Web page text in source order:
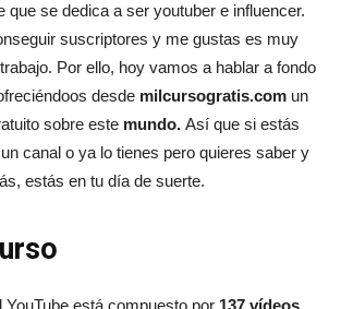
que se dedica a ser youtuber e influencer.
suscriptores y me gustas es muy
Por ello, hoy vamos a hablar a fondo
desde milcursogratis.com un
sobre este mundo. Así que si estás
canal o ya lo tienes pero quieres saber y
estás en tu día de suerte.
está compuesto por 137 vídeos.